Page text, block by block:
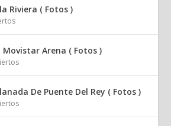
Riviera ( Fotos )
Arena ( Fotos )
De Puente Del Rey ( Fotos )